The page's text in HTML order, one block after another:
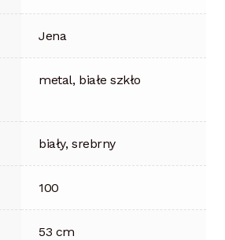
Jena
metal, białe szkło
biały, srebrny
100
53 cm